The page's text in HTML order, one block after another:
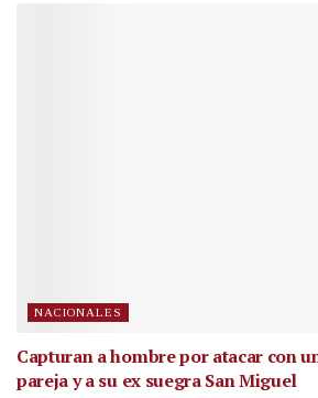
NACIONALES
Capturan a hombre por atacar con
pareja y a su ex suegra San Miguel